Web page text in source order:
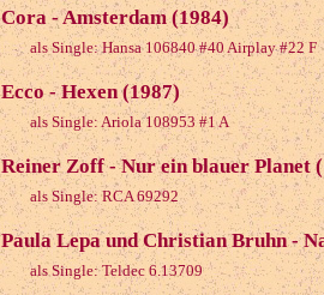
Cora - Amsterdam (1984)
als Single: Hansa 106840 #40 Airplay #22 F
Ecco - Hexen (1987)
als Single: Ariola 108953 #1 A
Reiner Zoff - Nur ein blauer Planet
als Single: RCA 69292
Paula Lepa und Christian Bruhn -
als Single: Teldec 6.13709